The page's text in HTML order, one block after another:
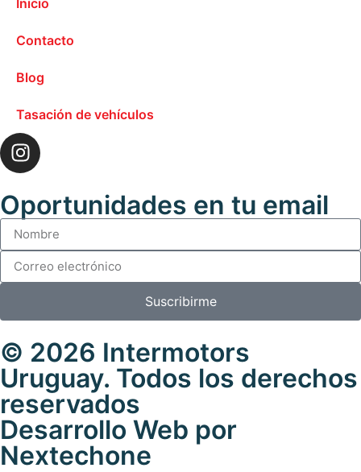
Contacto
Blog
Tasación de vehículos
Oportunidades en tu email
Suscribirme
© 2026 Intermotors
Uruguay. Todos los derechos
reservados
Desarrollo Web por
Nextechone